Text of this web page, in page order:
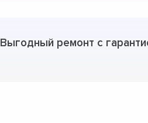
Выгодный ремонт с